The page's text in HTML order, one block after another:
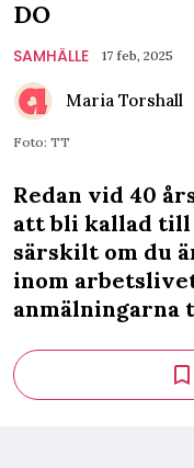
DO
SAMHÄLLE 17 feb, 2025
Maria Torshall
Foto: TT
Redan vid 40
att bli kallad
särskilt om du
inom
anmälningarna